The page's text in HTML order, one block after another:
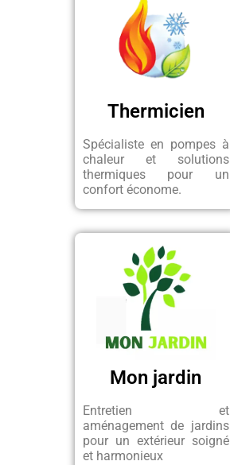
Thermicien
Spécialiste en pompes à
chaleur et solutions
thermiques pour un
confort économe.
Mon jardin
Entretien et
aménagement de jardins
pour un extérieur soigné
et harmonieux